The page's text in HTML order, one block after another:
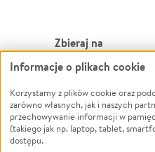
Zbieraj na
Leczenie
Zwierzęta
Pożar
Ukraina
Informacje o plikach cookie
Korzystamy z plików cookie oraz
zarówno własnych, jak i naszych
przechowywanie informacji w
(takiego jak np. laptop, tablet,
dostępu.